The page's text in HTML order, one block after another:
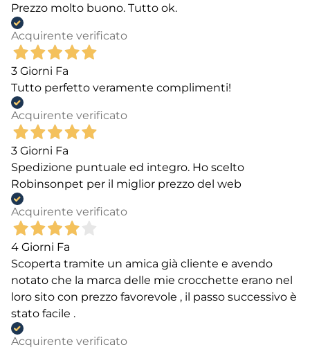
Prezzo molto buono. Tutto ok.
Acquirente verificato
3 Giorni Fa
Tutto perfetto veramente complimenti!
Acquirente verificato
3 Giorni Fa
Spedizione puntuale ed integro. Ho scelto
Robinsonpet per il miglior prezzo del web
Acquirente verificato
4 Giorni Fa
Scoperta tramite un amica già cliente e avendo
notato che la marca delle mie crocchette erano nel
loro sito con prezzo favorevole , il passo successivo è
stato facile .
Acquirente verificato